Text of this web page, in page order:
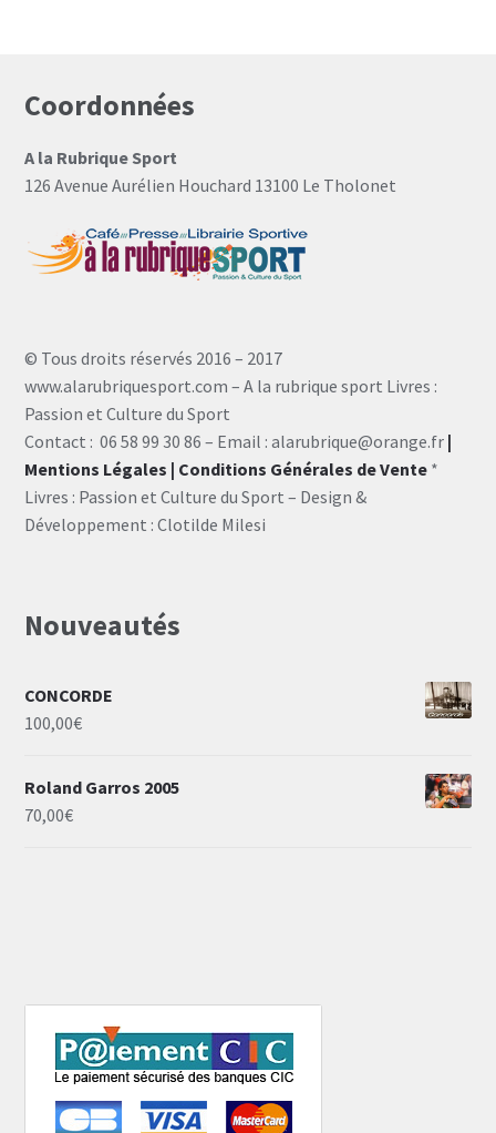
Coordonnées
A la Rubrique Sport
126 Avenue Aurélien Houchard 13100 Le Tholonet
© Tous droits réservés 2016 – 2017
www.alarubriquesport.com – A la rubrique sport Livres :
Passion et Culture du Sport
Contact : 06 58 99 30 86 – Email : alarubrique@orange.fr |
Mentions Légales | Conditions Générales de Vente *
Livres : Passion et Culture du Sport – Design &
Développement : Clotilde Milesi
Nouveautés
CONCORDE
100,00€
Roland Garros 2005
70,00€